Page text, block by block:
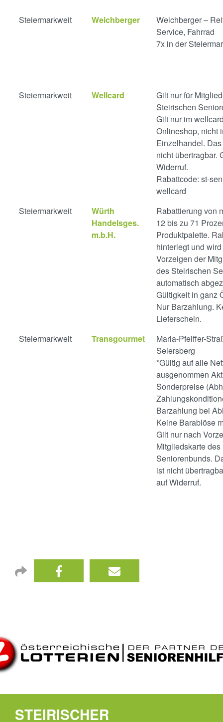
Steiermarkweit Weichberger
Weichberger –
Service, Fahrrad
7x in der
Steiermarkweit Wellcard
Gilt nur für
Steirischen
Gilt nur im
Onlineshop, nicht
Einzelhandel.
nicht übertragbar.
Widerruf.
Rabattcode: st-
wellcard
Steiermarkweit
Würth
Handelsges.
m.b.H.
Rabattierung von
12 bis zu 71
Produktpalette.
hinterlegt und
Vorzeigen der
des Steirischen
automatisch
Gültigkeit in ganz
Nur Barzahlung.
Lieferschein.
Steiermarkweit
Transgourmet
Maria-Pfeiffer-
Seiersberg
*Gültig auf alle
ausgenommen
Sonderpreise
Barzahlung bei
Keine Barablöse
Gilt nur nach
Mitgliedskarte
Seniorenbunds.
ist nicht
auf Widerruf.
STEIRISCHER